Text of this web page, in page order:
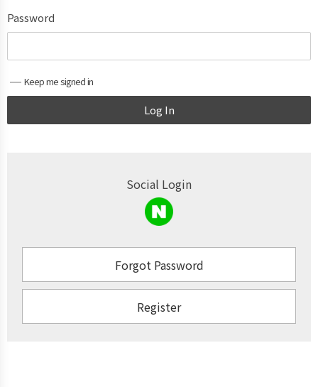
Password
Keep me signed in
Log In
Social Login
Forgot Password
Register